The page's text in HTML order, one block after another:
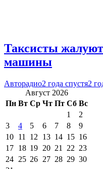
Таксисты
машины
Авторадио2 года спустя2
Август 2026
Пн Вт Ср Чт Пт Сб Вс
1
2
3
4 5 6 7 8
9
10 11 12 13 14 15 16
17 18 19 20 21 22 23
24 25 26 27 28 29 30